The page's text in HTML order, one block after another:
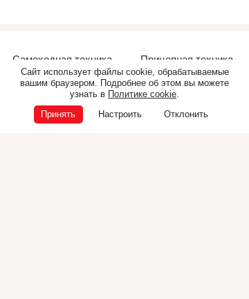
Самоходная техника
Прицепная техника
Коммунальная техника
ТЕХНИКА CANCELA
Дополнительное
оборудование
Сайт использует файлы cookie, обрабатываемые
вашим браузером. Подробнее об этом вы можете
узнать в Политике cookie.
Принять
Настроить Отклонить